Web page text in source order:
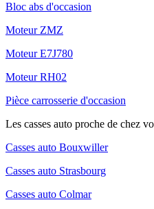
Bloc abs d'occasion
Moteur ZMZ
Moteur E7J780
Moteur RH02
Pièce carrosserie d'occasion
Les casses auto proche de chez
Casses auto Bouxwiller
Casses auto Strasbourg
Casses auto Colmar